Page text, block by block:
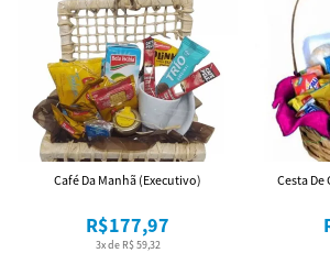
3x de R$ 59,32
R$177,97
Café Da Manhã (Executivo) Cesta De